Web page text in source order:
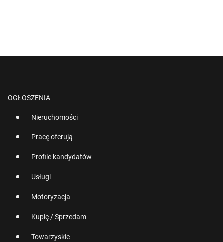
OGŁOSZENIA
Nieruchomości
Pracę oferują
Profile kandydatów
Usługi
Motoryzacja
Kupię / Sprzedam
Towarzyskie